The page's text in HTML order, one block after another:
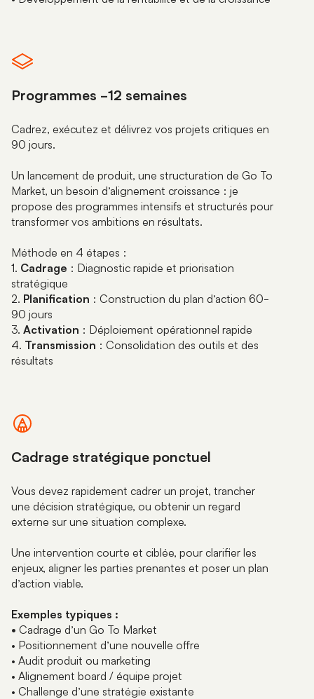
Programmes -12 semaines
Cadrez, exécutez et délivrez vos projets critiques en
90 jours.
Un lancement de produit, une structuration de Go To
Market, un besoin d’alignement croissance : je
propose des programmes intensifs et structurés pour
transformer vos ambitions en résultats.
Méthode en 4 étapes :
1. Cadrage : Diagnostic rapide et priorisation
stratégique
2. Planification : Construction du plan d’action 60-
90 jours
3. Activation : Déploiement opérationnel rapide
4. Transmission : Consolidation des outils et des
résultats
Cadrage stratégique ponctuel
Vous devez rapidement cadrer un projet, trancher
une décision stratégique, ou obtenir un regard
externe sur une situation complexe.
Une intervention courte et ciblée, pour clarifier les
enjeux, aligner les parties prenantes et poser un plan
d’action viable.
Exemples typiques :
• Cadrage d’un Go To Market
• Positionnement d’une nouvelle offre
• Audit produit ou marketing
• Alignement board / équipe projet
• Challenge d’une stratégie existante